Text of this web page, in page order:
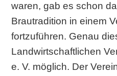
waren, gab es schon
Brautradition in einem
fortzuführen. Genau
Landwirtschaftlichen
e. V. möglich. Der